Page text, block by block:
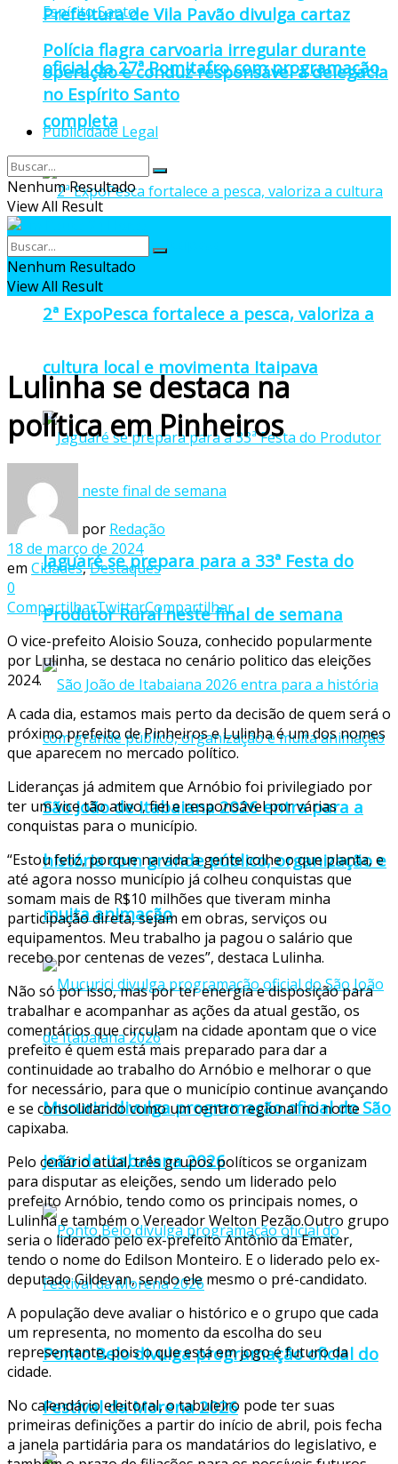
Prefeitura de Vila Pavão divulga cartaz
oficial da 27ª Pomitafro com programação
completa
2ª ExpoPesca fortalece a pesca, valoriza a
cultura local e movimenta Itaipava
Jaguaré se prepara para a 33ª Festa do
Produtor Rural neste final de semana
São João de Itabaiana 2026 entra para a
história com grande público, organização e
muita animação
Mucurici divulga programação oficial do São
João de Itabaiana 2026
Ponto Belo divulga programação oficial do
Festival da Morena 2026
Polícia flagra carvoaria irregular durante
operação e conduz responsável à delegacia
no Espírito Santo
Publicidade Legal
Nenhum Resultado
View All Result
Nenhum Resultado
View All Result
Lulinha se destaca na
política em Pinheiros
por Redação
18 de março de 2024
em Cidades,Destaques
0
CompartilharTwittarCompartilhar
O vice-prefeito Aloisio Souza, conhecido popularmente
por Lulinha, se destaca no cenário politico das eleições
2024.
A cada dia, estamos mais perto da decisão de quem será o
próximo prefeito de Pinheiros e Lulinha é um dos nomes
que aparecem no mercado político.
Lideranças já admitem que Arnóbio foi privilegiado por
ter um vice tão ativo, fiel e responsável por várias
conquistas para o município.
“Estou feliz, porque na vida a gente colhe o que planta, e
até agora nosso município já colheu conquistas que
somam mais de R$10 milhões que tiveram minha
participação direta, sejam em obras, serviços ou
equipamentos. Meu trabalho ja pagou o salário que
recebo por centenas de vezes”, destaca Lulinha.
Não só por isso, mas por ter energia e disposição para
trabalhar e acompanhar as ações da atual gestão, os
comentários que circulam na cidade apontam que o vice
prefeito é quem está mais preparado para dar a
continuidade ao trabalho do Arnóbio e melhorar o que
for necessário, para que o município continue avançando
e se consolidando como um centro regional no norte
capixaba.
Pelo cenário atual, três grupos políticos se organizam
para disputar as eleições, sendo um liderado pelo
prefeito Arnóbio, tendo como os principais nomes, o
Lulinha e também o Vereador Welton Pezão.Outro grupo
seria o liderado pelo ex-prefeito Antônio da Emater,
tendo o nome do Edilson Monteiro. E o liderado pelo ex-
deputado Gildevan, sendo ele mesmo o pré-candidato.
A população deve avaliar o histórico e o grupo que cada
um representa, no momento da escolha do seu
representante, pois o que está em jogo é futuro da
cidade.
No calendário eleitoral, o tabuleiro pode ter suas
primeiras definições a partir do início de abril, pois fecha
a janela partidária para os mandatários do legislativo, e